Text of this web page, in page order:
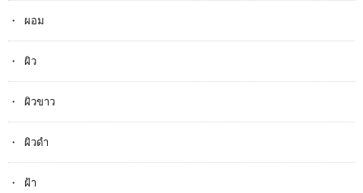
ผอม
ผิว
ผิวขาว
ผิวดำ
ฝ้า